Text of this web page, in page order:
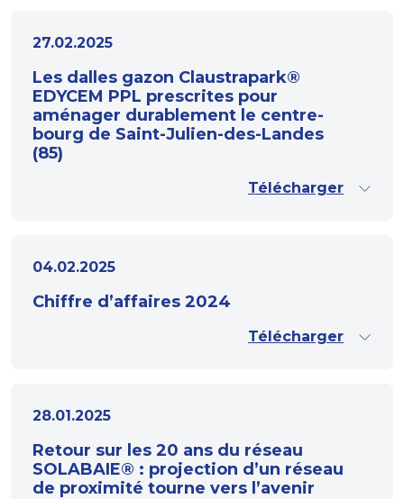
27.02.2025
Les dalles gazon Claustrapark®
EDYCEM PPL prescrites pour
aménager durablement le centre-
bourg de Saint-Julien-des-Landes
(85)
Télécharger
04.02.2025
Chiffre d’affaires 2024
Télécharger
28.01.2025
Retour sur les 20 ans du réseau
SOLABAIE® : projection d’un réseau
de proximité tourne vers l’avenir